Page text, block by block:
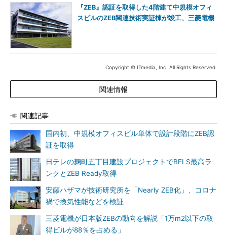
『ZEB』認証を取得した4階建て中規模オフィ
スビルのZEB関連技術実証棟が竣工、三菱電機
Copyright © ITmedia, Inc. All Rights Reserved.
関連情報
関連記事
国内初、中規模オフィスビル単体で設計段階にZEB認
証を取得
日テレの麹町五丁目建設プロジェクトでBELS最高ラ
ンクとZEB Ready取得
安藤ハザマが技術研究所を「Nearly ZEB化」、コロナ
禍で換気性能などを検証
三菱電機が日本版ZEBの動向を解説「1万m2以下の取
得ビルが88％を占める」